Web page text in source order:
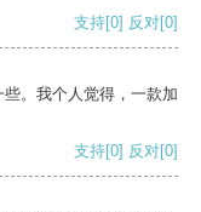
支持[0] 反对[0]
。我个人觉得，一款加
支持[0] 反对[0]